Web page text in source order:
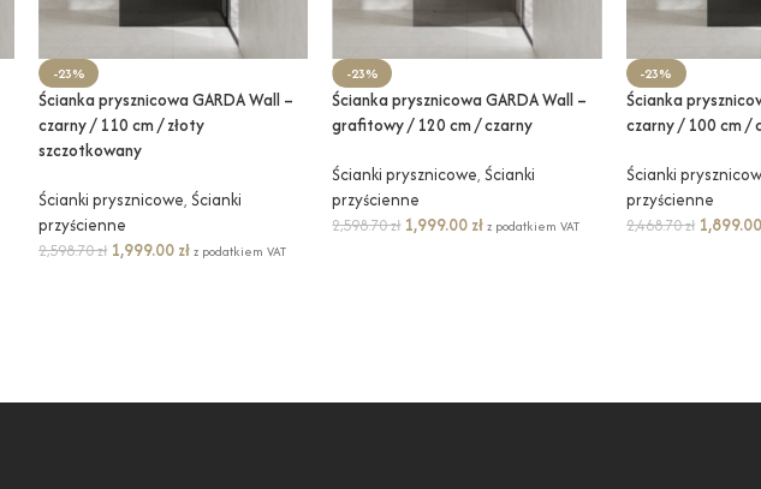
-23%
Ścianka prysznicowa GARDA Wall –
czarny / 110 cm / złoty
szczotkowany
Ścianki prysznicowe, Ścianki
przyścienne
2,598.70zł 1,999.00 złz podatkiem VAT
-23%
Ścianka prysznicowa GARDA Wall –
grafitowy / 120 cm / czarny
Ścianki prysznicowe, Ścianki
przyścienne
2,598.70zł 1,999.00 zł z podatkiem VAT
-23%
Ścianka
czarny / 100 cm /
Ścianki
przyścienne
2,468.70zł